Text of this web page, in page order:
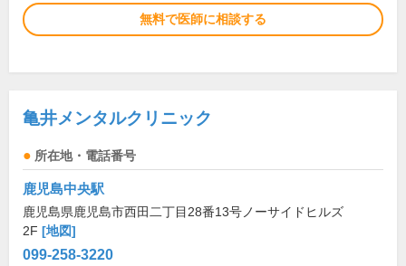
無料で医師に相談する
亀井メンタルクリニック
所在地・電話番号
鹿児島中央駅
鹿児島県鹿児島市西田二丁目28番13号ノーサイドヒルズ
2F [地図]
099-258-3220